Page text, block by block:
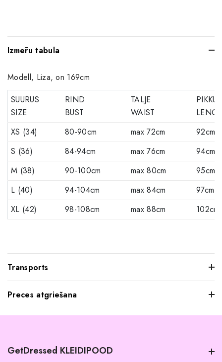
Izmēru tabula
Modell, Liza, on 169cm
SUURUS
SIZE
RIND
BUST
TALJE
WAIST
PIKKUS
XS (34)
80-90cm max 72cm
92cm
S (36)
84-94cm max 76cm
94cm
M (38)
90-100cm max 80cm
95cm
L (40)
94-104cm max 84cm
97cm
XL (42)
98-108cm max 88cm 102cm
Transports
Preces atgriešana
atgriezt mums visus produktus, kurus nevēlaties paturēt.
GetDressed KLEIDIPOOD